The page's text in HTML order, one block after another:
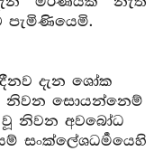
දැන ශෝක
නිවන සොයන්නෙම්
නිවන අවබෝධ
සංක්ලේශධර්‍මයෙහි